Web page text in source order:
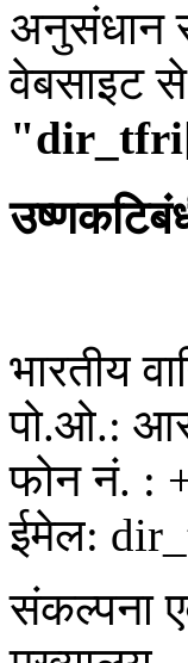
अनुसंधान
वेबसाइट
भारतीय
पो.ओ.:
फोन नं. :
ईमेल:
संकल्पना